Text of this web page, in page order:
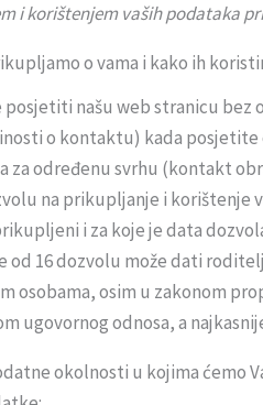
i korištenjem vaših podataka
o vama i kako ih
posjetiti našu web stranicu bez
o kontaktu) kada
za određenu svrhu (kontakt
na prikupljanje i korištenje
i za koje je data
od 16 dozvolu može dati
osobama, osim u zakonom
ugovornog odnosa, a
okolnosti u kojima ćemo